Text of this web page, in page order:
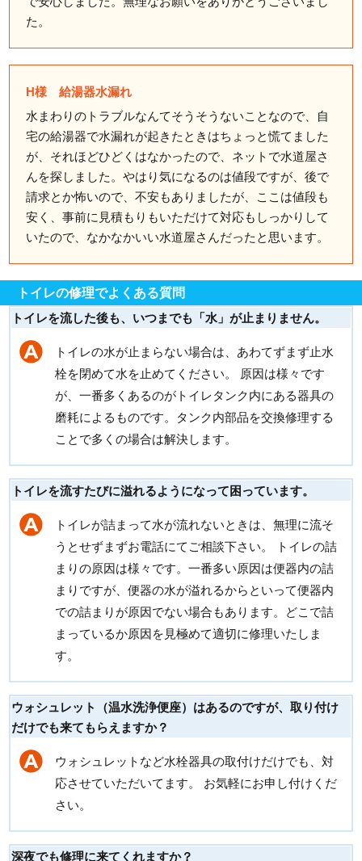
た。
H様 給湯器水漏れ
水まわりのトラブルなんてそうそうないことなので、自
宅の給湯器で水漏れが起きたときはちょっと慌てました
が、それほどひどくはなかったので、ネットで水道屋さ
んを探しました。やはり気になるのは値段ですが、後で
請求とか怖いので、不安もありましたが、ここは値段も
安く、事前に見積もりもいただけて対応もしっかりして
いたので、なかなかいい水道屋さんだったと思います。
トイレの修理でよくある質問
トイレを流した後も、いつまでも「水」が止まりません。
トイレの水が止まらない場合は、あわてずまず止水
栓を閉めて水を止めてください。 原因は様々です
が、一番多くあるのがトイレタンク内にある器具の
磨耗によるものです。タンク内部品を交換修理する
ことで多くの場合は解決します。
トイレを流すたびに溢れるようになって困っています。
トイレが詰まって水が流れないときは、無理に流そ
うとせずまずお電話にてご相談下さい。 トイレの詰
まりの原因は様々です。一番多い原因は便器内の詰
まりですが、便器の水が溢れるからといって便器内
での詰まりが原因でない場合もあります。どこで詰
まっているか原因を見極めて適切に修理いたしま
す。
ウォシュレット（温水洗浄便座）はあるのですが、取り付け
だけでも来てもらえますか？
ウォシュレットなど水栓器具の取付けだけでも、対
応させていただいてます。 お気軽にお申し付けくだ
さい。
深夜でも修理に来てくれますか？